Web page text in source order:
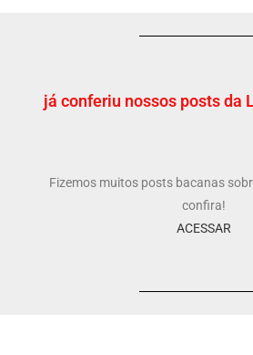
já conferiu nossos posts da
Fizemos muitos posts bacanas
confira!
ACESSAR